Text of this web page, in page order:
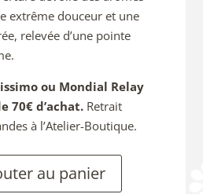
extrême douceur et une
relevée d’une pointe
ou Mondial Relay
70€ d’achat. Retrait
à l’Atelier-Boutique.
au panier